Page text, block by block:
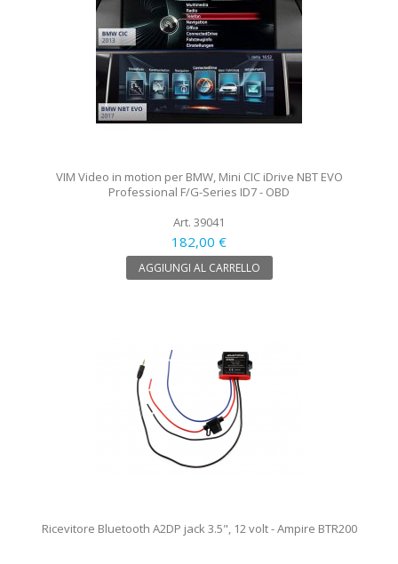
VIM Video in motion per BMW, Mini CIC iDrive NBT EVO
Professional F/G-Series ID7 - OBD
Art. 39041
182,00 €
AGGIUNGI AL CARRELLO
Ricevitore Bluetooth A2DP jack 3.5", 12 volt - Ampire BTR200